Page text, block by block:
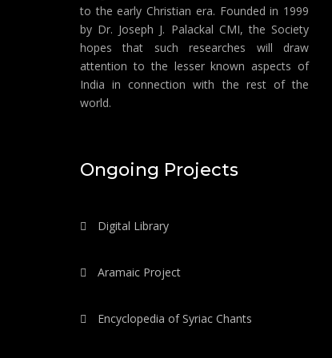
to the early Christian era. Founded in 1999
by Dr. Joseph J. Palackal CMI, the Society
hopes that such researches will draw
attention to the lesser known aspects of
India in connection with the rest of the
world.
Ongoing Projects
Digital Library
Aramaic Project
Encyclopedia of Syriac Chants